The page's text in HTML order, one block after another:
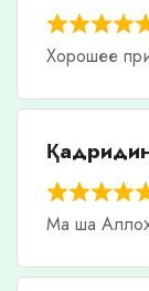
Хорошее
Ма ша